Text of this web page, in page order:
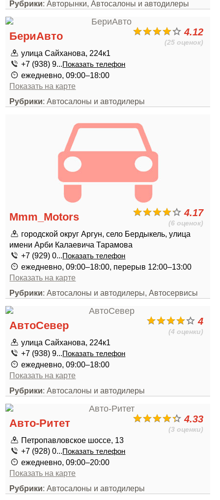
Рубрики: Авторынки, Автосалоны и автодилеры
4.12
(25 оценок)
БериАвто
улица Сайханова, 224к1
+7 (938) 9...Показать телефон
ежедневно, 09:00–18:00
Показать на карте
Рубрики: Автосалоны и автодилеры
4.17
(6 оценок)
Mmm_Motors
городской округ Аргун, село Бердыкель, улица
имени Арби Калаевича Тарамова
+7 (929) 0...Показать телефон
ежедневно, 09:00–18:00, перерыв 12:00–13:00
Показать на карте
Рубрики: Автосалоны и автодилеры, Автосервисы
4
(4 оценки)
АвтоСевер
улица Сайханова, 224к1
+7 (938) 9...Показать телефон
ежедневно, 09:00–18:00
Показать на карте
Рубрики: Автосалоны и автодилеры
4.33
(3 оценки)
Авто-Ритет
Петропавловское шоссе, 13
+7 (928) 0...Показать телефон
ежедневно, 09:00–20:00
Показать на карте
Рубрики: Автосалоны и автодилеры